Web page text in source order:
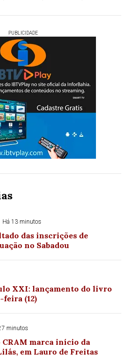
PUBLICIDADE
Há 13 minutos
das inscrições de
no Sabadou
XXI: lançamento do livro
(12)
minutos
marca início da
em Lauro de Freitas